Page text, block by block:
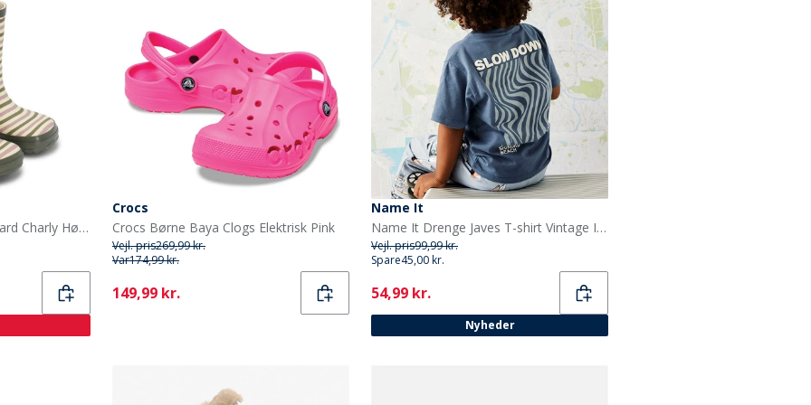
Bundgaard Børne Bungaard Charly Høj Gummistøvler Peony Stripe
Crocs
Crocs Børne Baya Clogs Elektrisk Pink
Vejl. pris269,99 kr.
Var174,99 kr.
Current
149,99 kr.
Name It
Name It Drenge Javes T-shirt Vintage Indigo
Vejl. pris99,99 kr.
Spare45,00 kr.
Current
54,99 kr.
Nyheder